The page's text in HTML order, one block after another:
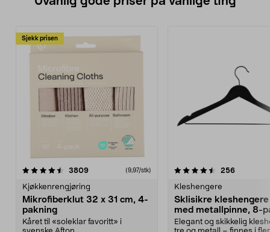
Sjekk prisen
3809anmeldelser(9,97/stk)
Kjøkkenrengjøring
Mikrofiberklut 32 x 31 cm, 4-
pakning
Kåret til «soleklar favoritt» i
4.5av 5 stjerner 256
Kleshengere
Sklisikre
med metallpinne, 8-
Elegant og skikkelig
4.5av 5 stjerner